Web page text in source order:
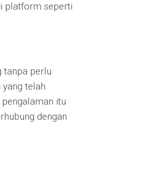
platform seperti
tanpa perlu
telah
itu
dengan